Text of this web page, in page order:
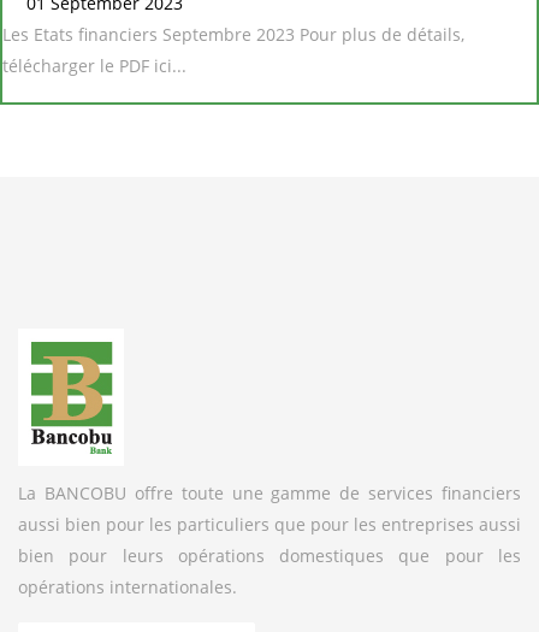
Les Etats financiers Septembre 2023 Pour plus de détails,
télécharger le PDF ici...
La BANCOBU offre toute une gamme de services financiers
aussi bien pour les particuliers que pour les entreprises aussi
bien pour leurs opérations domestiques que pour les
opérations internationales.